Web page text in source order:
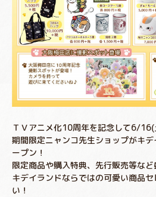
ＴＶアニメ化10周年を記念して6/16(
期間限定ニャンコ先生ショップがキ
ープン！
限定商品や購入特典、先行販売等など
キデイランドならではの可愛い商品
い！